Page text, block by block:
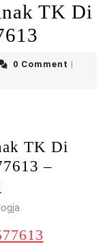
TK Di
0 Comment
TK Di
–